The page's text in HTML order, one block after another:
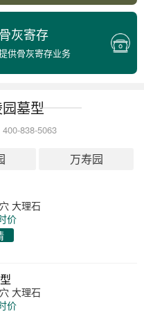
骨灰寄存
供骨灰寄存业务
墓型
838-5063
万寿园
大理石
价
大理石
价